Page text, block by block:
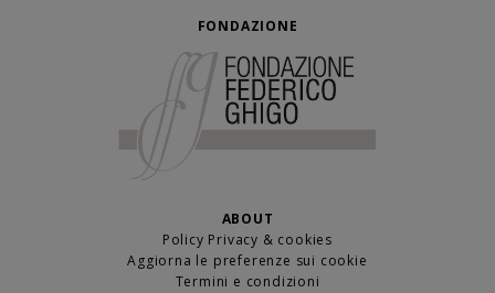
FONDAZIONE
ABOUT
Policy Privacy & cookies
Aggiorna le preferenze sui cookie
Termini e condizioni